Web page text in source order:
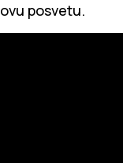
ovu posvetu.